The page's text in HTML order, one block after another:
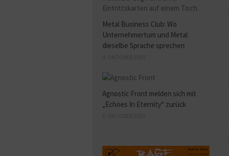
Metal Business Club: Wo
Unternehmertum und Metal
dieselbe Sprache sprechen
Agnostic Front melden sich mit
„Echoes In Eternity“ zurück